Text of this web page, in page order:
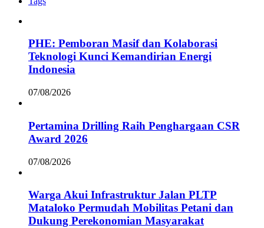
PHE: Pemboran Masif dan Kolaborasi
Teknologi Kunci Kemandirian Energi
Indonesia
07/08/2026
Pertamina Drilling Raih Penghargaan CSR
Award 2026
07/08/2026
Warga Akui Infrastruktur Jalan PLTP
Mataloko Permudah Mobilitas Petani dan
Dukung Perekonomian Masyarakat